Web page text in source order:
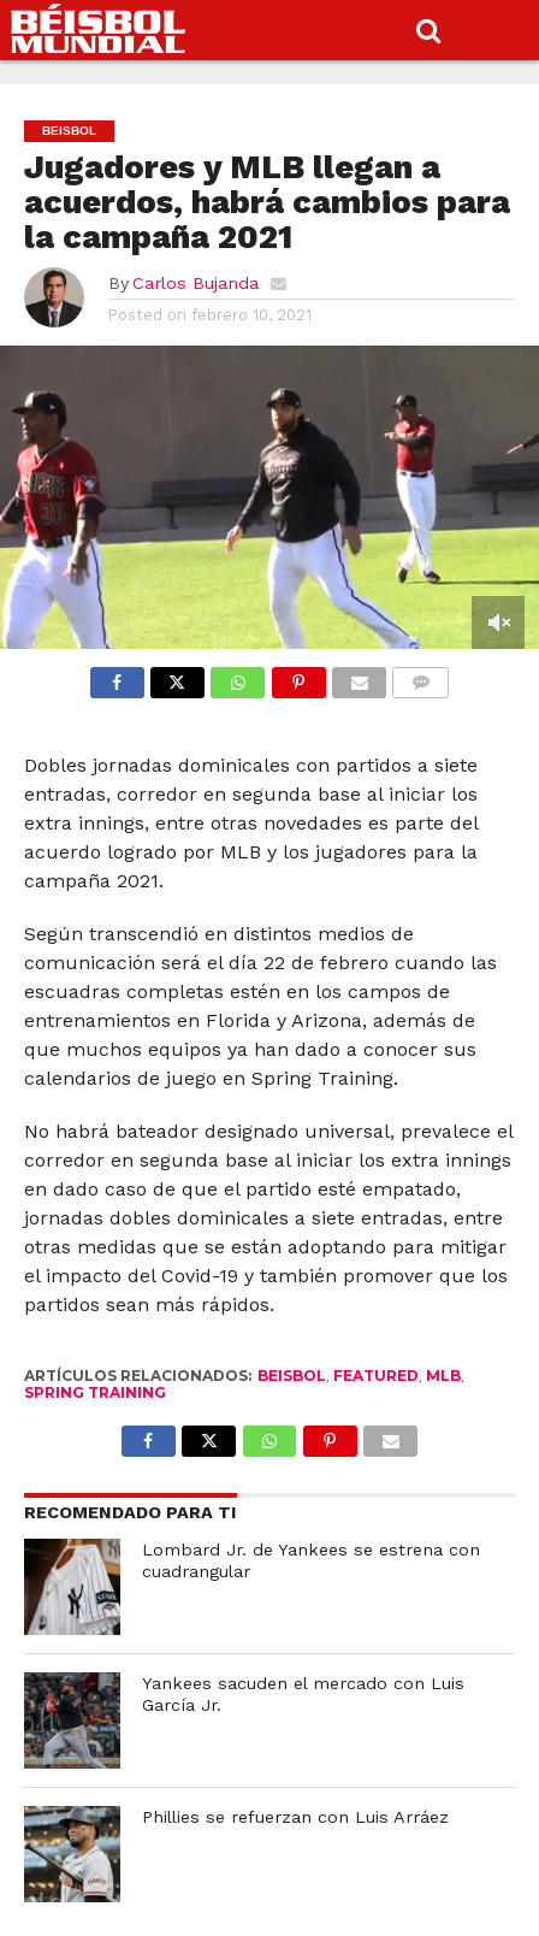
BEISBOL
Jugadores y MLB llegan a
acuerdos, habrá cambios para
la campaña 2021
By Carlos Bujanda
Posted on febrero 10, 2021
seconds
Dobles jornadas dominicales con partidos a siete
entradas, corredor en segunda base al iniciar los
extra innings, entre otras novedades es parte del
acuerdo logrado por MLB y los jugadores para la
campaña 2021.
Según transcendió en distintos medios de
comunicación será el día 22 de febrero cuando las
escuadras completas estén en los campos de
entrenamientos en Florida y Arizona, además de
que muchos equipos ya han dado a conocer sus
calendarios de juego en Spring Training.
No habrá bateador designado universal, prevalece el
corredor en segunda base al iniciar los extra innings
en dado caso de que el partido esté empatado,
jornadas dobles dominicales a siete entradas, entre
otras medidas que se están adoptando para mitigar
el impacto del Covid-19 y también promover que los
partidos sean más rápidos.
ARTÍCULOS RELACIONADOS: BEISBOL, FEATURED, MLB,
SPRING TRAINING
RECOMENDADO PARA TI
Lombard Jr. de Yankees se estrena con
cuadrangular
Yankees sacuden el mercado con Luis
García Jr.
Phillies se refuerzan con Luis Arráez